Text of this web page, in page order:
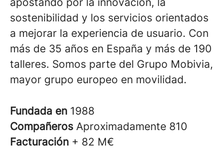
sostenibilidad y los servicios orientados
a mejorar la experiencia de usuario. Con
más de 35 años en España y más de 190
talleres. Somos parte del Grupo Mobivia,
mayor grupo europeo en movilidad.
Fundada en 1988
Compañeros Aproximadamente 810
Facturación + 82 M€